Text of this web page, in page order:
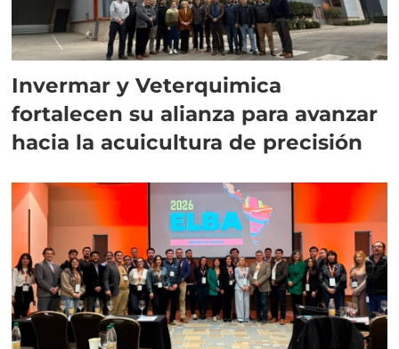
Invermar y Veterquimica
fortalecen su alianza para avanzar
hacia la acuicultura de precisión